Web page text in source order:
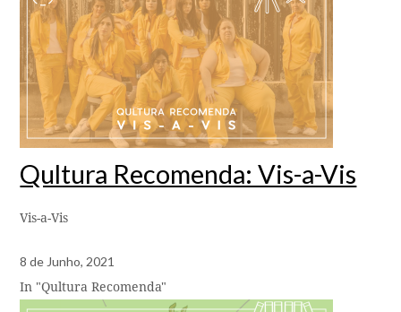
Qultura Recomenda: Vis-a-Vis
Vis-a-Vis
8 de Junho, 2021
In "Qultura Recomenda"